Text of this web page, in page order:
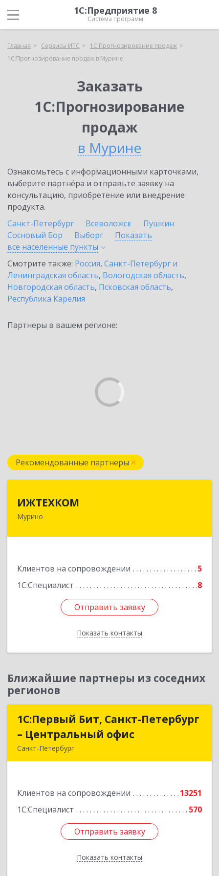
1С:Предприятие 8
Система программ
Главная Сервисы ИТС
1С:Прогнозирование продаж
1С:Прогнозирование продаж в Мурине
Заказать
1С:Прогнозирование
продаж
в Мурине
Ознакомьтесь с информационными карточками,
выберите партнёра и отправьте заявку на
консультацию, приобретение или внедрение
продукта.
Санкт-Петербург
Всеволожск
Пушкин
Сосновый Бор
Выборг
Показать
все населенные пункты
Смотрите также: Россия, Санкт-Петербург и
Ленинградская область, Вологодская область,
Новгородская область, Псковская область,
Республика Карелия
Партнеры в вашем регионе:
Рекомендованные партнеры
ИЖТЕХКОМ
Мурино
Клиентов на сопровождении
5
1С:Специалист
8
Отправить заявку
Показать контакты
188677, Ленинградская обл, Всеволожский р-н,
Отправить заявку
Назад
Ближайшие партнеры из соседних
регионов
1С:Первый Бит, Санкт-Петербург
– Центральный офис
Санкт-Петербург
Клиентов на сопровождении
13251
1С:Специалист
570
Отправить заявку
Показать контакты
1С:Первый Бит, Санкт-Петербург
– Центральный офис
Отправить заявку
Назад